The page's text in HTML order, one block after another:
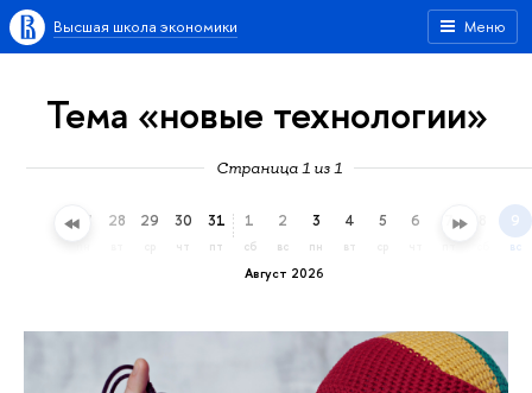
Меню
Высшая школа экономики
Тема «новые технологии»
Страница 1 из 1
27 28 29 30
чт
31
пт
Август 2026
1
сб
2
вс
3
пн
4
вт
5 6 7 9
вс